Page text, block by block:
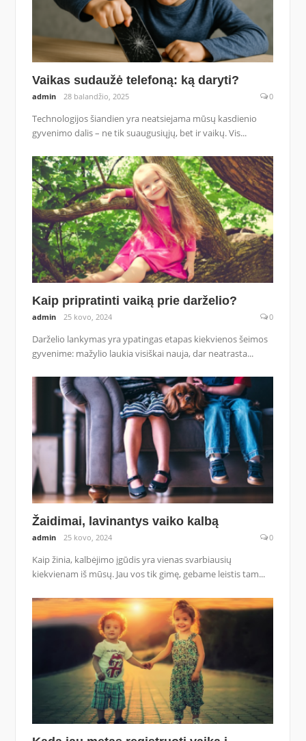
Vaikas sudaužė telefoną: ką daryti?
admin 28 balandžio, 2025 0
Technologijos šiandien yra neatsiejama mūsų kasdienio
gyvenimo dalis – ne tik suaugusiųjų, bet ir vaikų. Vis...
Kaip pripratinti vaiką prie darželio?
admin 25 kovo, 2024 0
Darželio lankymas yra ypatingas etapas kiekvienos šeimos
gyvenime: mažylio laukia visiškai nauja, dar neatrasta...
Žaidimai, lavinantys vaiko kalbą
admin 25 kovo, 2024 0
Kaip žinia, kalbėjimo įgūdis yra vienas svarbiausių
kiekvienam iš mūsų. Jau vos tik gimę, gebame leistis tam...